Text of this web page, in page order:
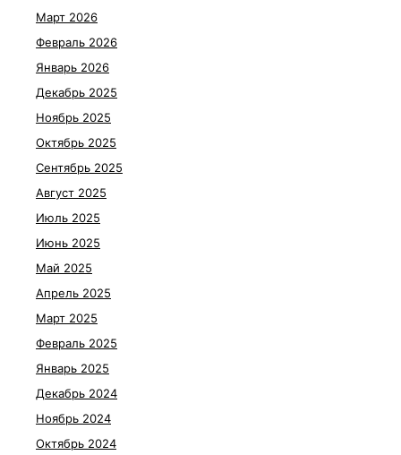
Март 2026
Февраль 2026
Январь 2026
Декабрь 2025
Ноябрь 2025
Октябрь 2025
Сентябрь 2025
Август 2025
Июль 2025
Июнь 2025
Май 2025
Апрель 2025
Март 2025
Февраль 2025
Январь 2025
Декабрь 2024
Ноябрь 2024
Октябрь 2024